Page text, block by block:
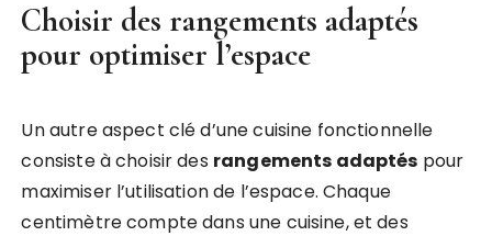
Choisir des rangements adaptés
pour optimiser l’espace
Un autre aspect clé d’une cuisine fonctionnelle
consiste à choisir des rangements adaptés pour
maximiser l’utilisation de l’espace. Chaque
centimètre compte dans une cuisine, et des